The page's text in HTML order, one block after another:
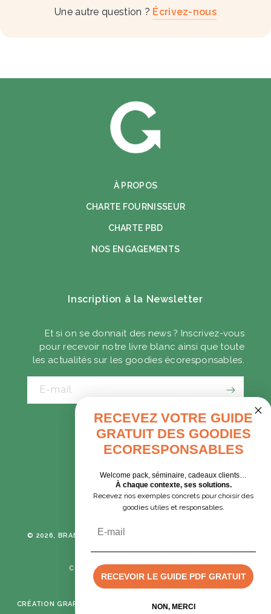
Devis rapide
Une autre question ? Écrivez-nous
À PROPOS
CHARTE FOURNISSEUR
CHARTE PBD
NOS ENGAGEMENTS
Inscription à la Newsletter
Et si on se donnait des news ? Inscrivez-vous
pour recevoir notre livre blanc ainsi que toute
les actualités sur les goodies écoresponsables.
E-mail
CADEAUX D'AFFAIRES
GOODIES EXPRESS
Tumblr Instagram
© 2026, BRANE CORPORATION
POLITIQUE DE CONFIDENTIALITÉ
CONDITIONS GÉNÉRALES DE VENTE
MENTIONS LÉGALES
CRÉATION GRAPHIQUE & DÉVELOPPEMENT :MIMETISM AGENCY
RECEVEZ VOTRE GUIDE
GRATUIT DES GOODIES
ECORESPONSABLES
Welcome pack, séminaire, cadeaux clients…
À chaque contexte, ses solutions.
Recevez nos exemples concrets pour choisir des
goodies utiles et responsables.
RECEVOIR LE GUIDE PDF GRATUIT
NON, MERCI